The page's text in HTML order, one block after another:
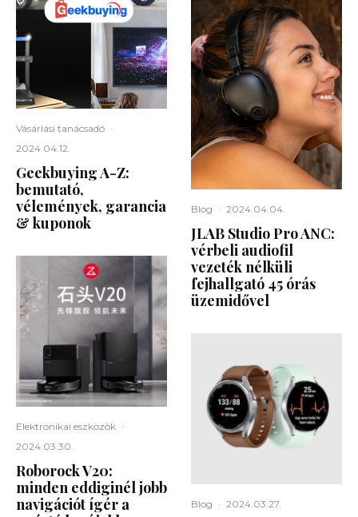
Vásárlási tanácsadó ·
2024.04.12.
Geekbuying A-Z:
bemutató,
vélemények, garancia
& kuponok
Elektronikai eszközök ·
2024.03.30.
Roborock V20:
minden eddiginél jobb
navigációt ígér a
Blog · 2024.04.04.
JLAB Studio Pro ANC:
vérbeli audiofil
vezeték nélküli
fejhallgató 45 órás
üzemidővel
Blog · 2024.03.27.